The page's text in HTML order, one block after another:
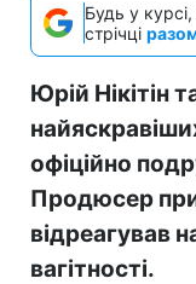
Будь у
стрічці
Юрій Нікітін
офіційно
Продюсер
відреагував
вагітності.